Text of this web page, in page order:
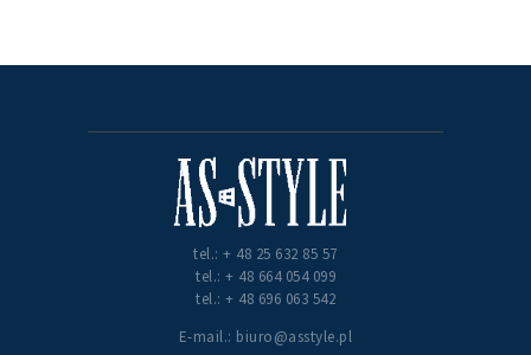
tel.: + 48 25 632 85 57
tel.: + 48 664 054 099
tel.: + 48 696 063 542
E-mail.: biuro@asstyle.pl